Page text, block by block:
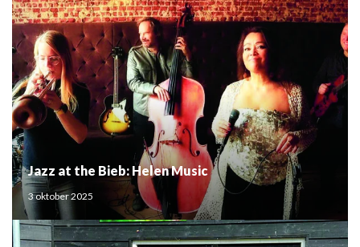
Jazz at the Bieb: Helen Music
3 oktober 2025